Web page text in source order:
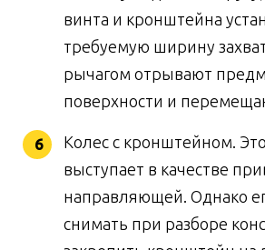
винта и кронштейна
требуемую ширину
рычагом отрывают
поверхности и
Колес с кронштейном.
выступает в качестве
направляющей. Однако
снимать при разборе